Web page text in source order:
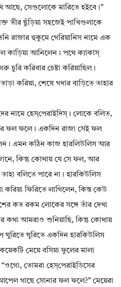
আছে, সেগুলোকে মারিতে হইবে।”
তীর ছুঁড়িয়া সহজেই পাখিগুলাকে
রাজার হুকুমে গেরিয়ানিস নামে এক
কাড়িয়া আনিলেন। পথে ক্যাকাস্‌
চুরি করিবার চেষ্টা করিয়াছিল।
করিয়া, শেষে গদার বাড়িতে তাহার
নামে হেস্‌পেরাইদিস্‌। লোকে বলিত,
ফল ফলে। একদিন রাজা সেই ফল
এমন কঠিন কাজ হারলিউলিস আর
কিন্তু কোথায় যে সে ফল, আর
বলিতে পারে না। হারকিউলিস
করিয়া ফিরিতে লাগিলেন, কিন্ত কেউ
কত রকম লোকের সঙ্গে তাঁর দেখা
কথা আমরাও শুনিয়াছি, কিন্তু কোথায়
ঘুরিতে ঘুরিতে একদিন হারকিউলিস
মেয়ে বসিয়া ফুলের মালা
“ওগো, তোমরা হেস্‌পেরাইডিসের
গাছে সোনার ফল ফলে?” মেয়েরা